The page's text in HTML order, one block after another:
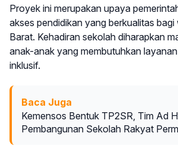
Proyek ini merupakan upaya
akses pendidikan yang berkualitas
Barat. Kehadiran sekolah diharapkan
anak-anak yang membutuhkan
inklusif.
Baca Juga
Kemensos Bentuk TP2SR, Tim Ad
Pembangunan Sekolah Rakyat